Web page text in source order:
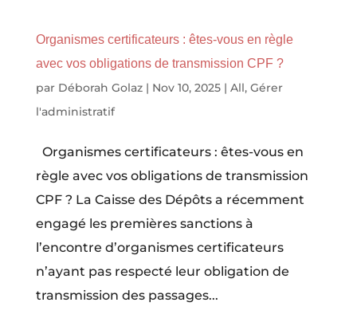
Organismes certificateurs : êtes-vous en règle
avec vos obligations de transmission CPF ?
par Déborah Golaz| Nov 10, 2025| All, Gérer
l'administratif
Organismes certificateurs : êtes-vous en
règle avec vos obligations de transmission
CPF ? La Caisse des Dépôts a récemment
engagé les premières sanctions à
l’encontre d’organismes certificateurs
n’ayant pas respecté leur obligation de
transmission des passages...